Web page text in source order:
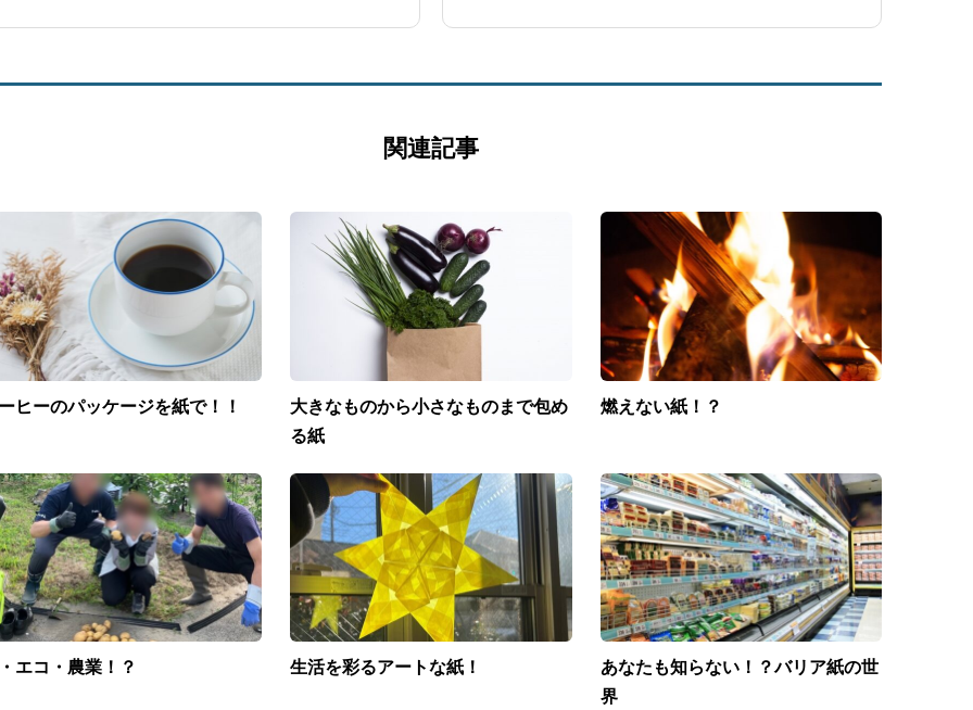
関連記事
ヒーのパッケージを紙で！！
大きなものから小さなものまで包め
る紙
燃えない紙！？
エコ・農業！？ 生活を彩るアートな紙！
あなたも知らない！？バリア紙の世
界